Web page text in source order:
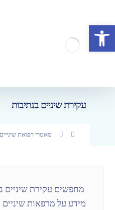
פתח סרגל נגישות
עקירת שיניים בנתיבות
מאמרי רפואת שינייים
מחפשים עקירת שיניים
מידע על מרפאות שיניים